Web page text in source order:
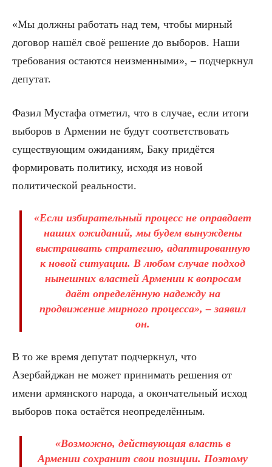
«Мы должны работать над тем, чтобы мирный
договор нашёл своё решение до выборов. Наши
требования остаются неизменными», – подчеркнул
депутат.
Фазил Мустафа отметил, что в случае, если итоги
выборов в Армении не будут соответствовать
существующим ожиданиям, Баку придётся
формировать политику, исходя из новой
политической реальности.
«Если избирательный процесс не оправдает
наших ожиданий, мы будем вынуждены
выстраивать стратегию, адаптированную
к новой ситуации. В любом случае подход
нынешних властей Армении к вопросам
даёт определённую надежду на
продвижение мирного процесса», – заявил
он.
В то же время депутат подчеркнул, что
Азербайджан не может принимать решения от
имени армянского народа, а окончательный исход
выборов пока остаётся неопределённым.
«Возможно, действующая власть в
Армении сохранит свои позиции. Поэтому